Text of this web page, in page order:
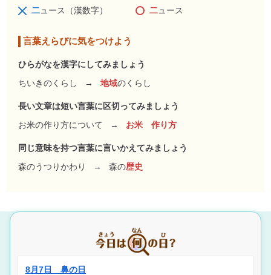
二ュース（漢数字） 二ュース
言葉えらびに気をつけよう
ひらがなを漢字にしてみましょう
ちいきのくらし
→ 地域のくらし
長い文章は短い言葉に区切ってみましょう
お米の作り方について
→ お米 作り方
同じ意味を持つ言葉に言いかえてみましょう
森のうつりかわり
→ 森の歴史
8月7日 鼻の日